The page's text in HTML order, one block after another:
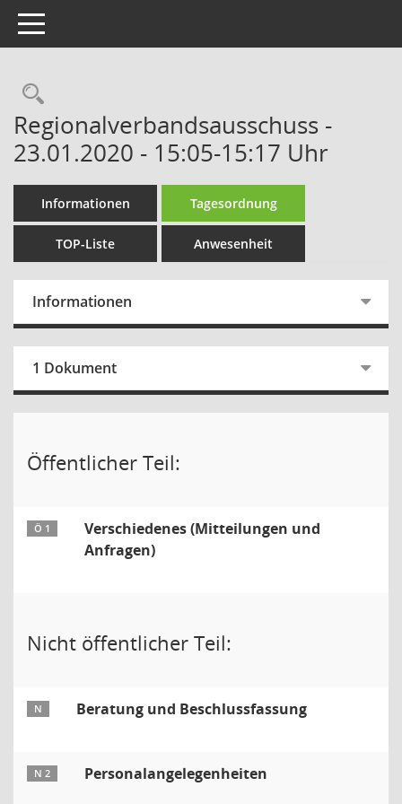
Toggle navigation
Rechercheauswahl
Regionalverbandsausschuss -
23.01.2020 - 15:05-15:17 Uhr
Informationen Tagesordnung
TOP-Liste Anwesenheit
Informationen
1 Dokument
Öffentlicher Teil:
Ö 1
Verschiedenes (Mitteilungen und
Anfragen)
Nicht öffentlicher Teil:
N Beratung und Beschlussfassung
N 2 Personalangelegenheiten